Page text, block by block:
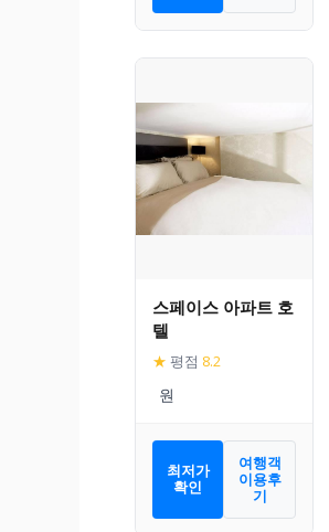
스페이스 아파트 호
텔
★ 평점 8.2
최저가
확인
여행객
이용후
기